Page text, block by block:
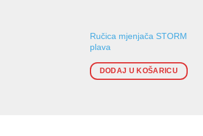
Ručica mjenjača STORM
plava
DODAJ U KOŠARICU